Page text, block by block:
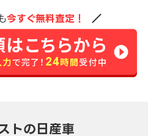
今すぐ無料査定！
トの日産車